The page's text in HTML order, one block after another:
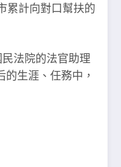
累計向對口幫扶的
法院的法官助理
生涯、任務中，